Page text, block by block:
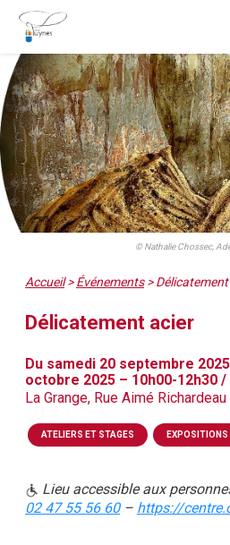
© Nathalie Chossec,
Accueil>Événements>
Délicatement acier
Du samedi 20 septembre
octobre 2025 – 10h00-12h30 /
La Grange, Rue Aimé
ATELIERS ET STAGES EXPOSITIONS
Lieu accessible aux
02 47 55 56 60– https://